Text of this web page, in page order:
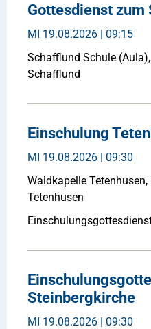
Gottesdienst zum
MI 19.08.2026 | 09:15
Schafflund Schule
Schafflund
Einschulung
MI 19.08.2026 | 09:30
Waldkapelle
Tetenhusen
Steinbergkirche
MI 19.08.2026 | 09:30